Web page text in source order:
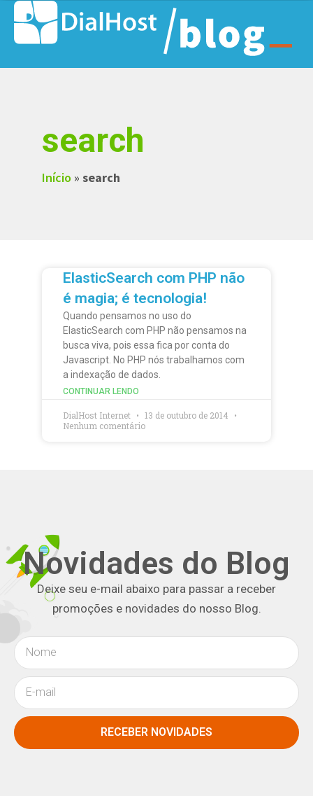
search
Início » search
ElasticSearch com PHP não
é magia; é tecnologia!
Quando pensamos no uso do
ElasticSearch com PHP não pensamos na
busca viva, pois essa fica por conta do
Javascript. No PHP nós trabalhamos com
a indexação de dados.
CONTINUAR LENDO
DialHost Internet
13 de outubro de 2014
Nenhum comentário
Novidades do Blog
Deixe seu e-mail abaixo para passar a receber
promoções e novidades do nosso Blog.
RECEBER NOVIDADES